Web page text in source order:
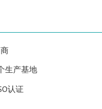
生产基地
认证